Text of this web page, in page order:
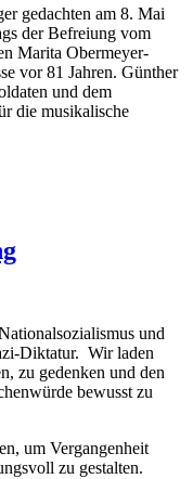
gedachten am 8. Mai
der Befreiung vom
Marita Obermeyer-
vor 81 Jahren. Günther
und dem
die musikalische
und
Diktatur. Wir laden
zu gedenken und den
bewusst zu
um Vergangenheit
zu gestalten.